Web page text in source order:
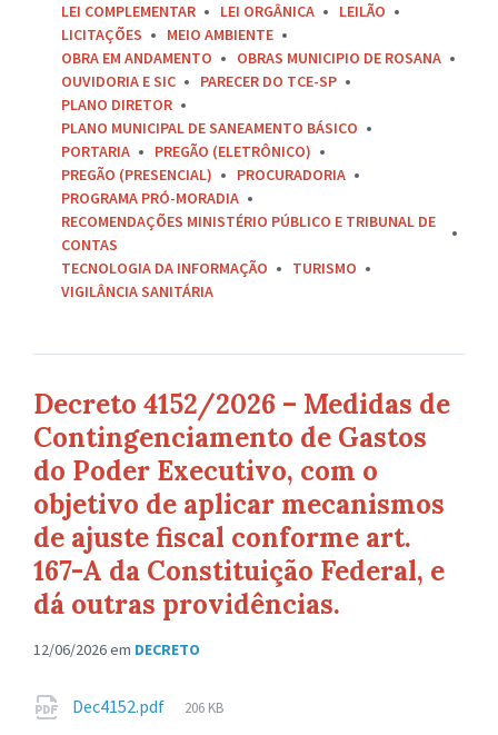
LEI COMPLEMENTAR
LEI ORGÂNICA
LEILÃO
LICITAÇÕES
MEIO AMBIENTE
OBRA EM ANDAMENTO
OBRAS MUNICIPIO DE ROSANA
OUVIDORIA E SIC
PARECER DO TCE-SP
PLANO DIRETOR
PLANO MUNICIPAL DE SANEAMENTO BÁSICO
PORTARIA
PREGÃO (ELETRÔNICO)
PREGÃO (PRESENCIAL)
PROCURADORIA
PROGRAMA PRÓ-MORADIA
RECOMENDAÇÕES MINISTÉRIO PÚBLICO E TRIBUNAL DE
CONTAS
TECNOLOGIA DA INFORMAÇÃO
TURISMO
VIGILÂNCIA SANITÁRIA
Decreto 4152/2026 – Medidas de
Contingenciamento de Gastos
do Poder Executivo, com o
objetivo de aplicar mecanismos
de ajuste fiscal conforme art.
167-A da Constituição Federal, e
dá outras providências.
12/06/2026em DECRETO
Anexos
Dec4152.pdf
Tamanho
206 KB